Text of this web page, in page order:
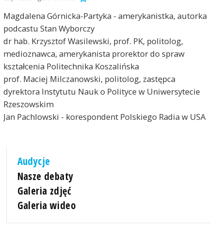
Magdalena Górnicka-Partyka - amerykanistka, autorka
podcastu Stan Wyborczy
dr hab. Krzysztof Wasilewski, prof. PK, politolog,
medioznawca, amerykanista prorektor do spraw
kształcenia Politechnika Koszalińska
prof. Maciej Milczanowski, politolog, zastępca
dyrektora Instytutu Nauk o Polityce w Uniwersytecie
Rzeszowskim
Jan Pachlowski - korespondent Polskiego Radia w USA
Audycje
Nasze debaty
Galeria zdjęć
Galeria wideo